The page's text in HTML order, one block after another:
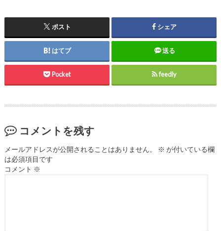
ポスト シェア
はてブ 送る
Pocket feedly
コメントを残す
メールアドレスが公開されることはありません。 ※ が付いている欄
は必須項目です
コメント ※